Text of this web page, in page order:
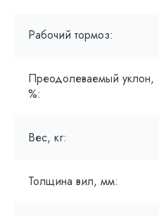
Рабочий тормоз:
Преодолеваемый уклон,
%:
Вес, кг:
Толщина вил, мм: